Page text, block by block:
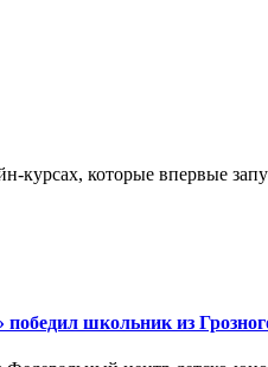
курсах, которые впервые
победил школьник из